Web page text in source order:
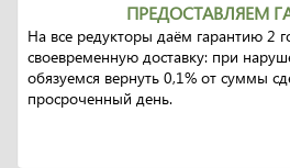
ПРЕДОСТАВЛЯЕМ
На все редукторы даём гарантию 2
своевременную доставку: при
обязуемся вернуть 0,1% от суммы
просроченный день.